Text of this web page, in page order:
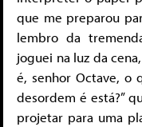
que me preparou
lembro da
joguei na luz da
é, senhor Octave, o
desordem é está?”
projetar para uma